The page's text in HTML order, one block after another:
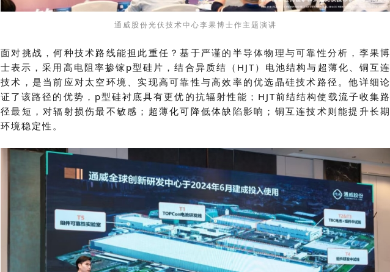
通威股份光伏技术中心李果博士作主题演讲
面对挑战，何种技术路线能担此重任？基于严谨的半导体物理与可靠性分析 ，李果博
士表示 ，采用高电阻率掺镓p型硅片，结合异质结（ HJT）电池结构与超薄化、铜互连
技术，是当前应对太空环境、实现高可靠性与高效率的优选晶硅技术路径。他详细论
证了该路径的优势 ， p型硅衬底具有更优的抗辐射性能；HJT前结结构使载流子收集路
径最短，对辐射损伤最不敏感；超薄化可降低体缺陷影响； 铜互连技术则能提升长期
环境稳定性。